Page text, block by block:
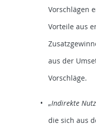
Vorschlägen
Vorteile aus
aus der
Vorschläge.
„Indirekte
die sich aus